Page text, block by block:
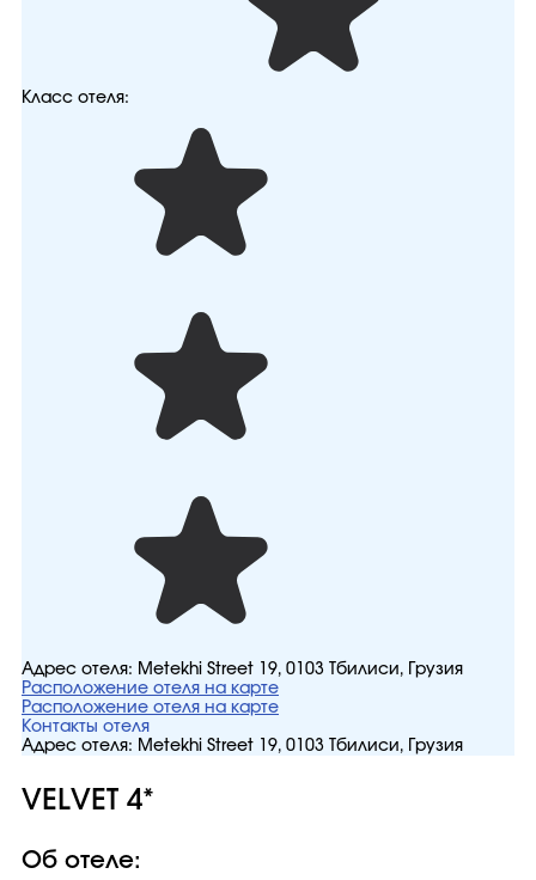
Класс отеля:
Адрес отеля: Metekhi Street 19, 0103 Тбилиси, Грузия
Расположение отеля на карте
Расположение отеля на карте
Контакты отеля
Адрес отеля: Metekhi Street 19, 0103 Тбилиси, Грузия
VELVET 4*
Об отеле: